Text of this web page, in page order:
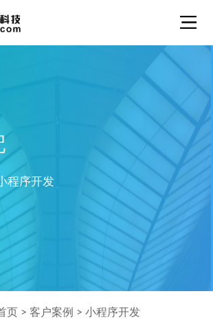
程序开发
页 > 客户案例 > 小程序开发